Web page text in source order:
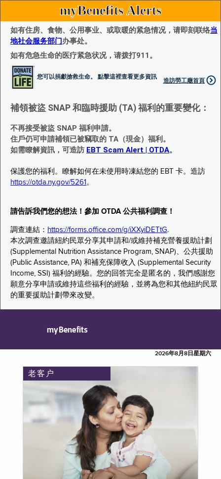
myBenefits Alerts
如有住房、食物、公用事业、或取暖的紧急情况，请即刻联络当
地社会服务部门办事处。
如有危急生命的医疗紧急状况，请拨打911。
您可以捐獻搶救生命。 點擊這裡查看更多資訊
造訪勞工廰首頁
補領被盜 SNAP 和臨時援助 (TA) 福利的重要變化：
不再接受被盜 SNAP 福利申請。
住戶仍可申請補領已被竊取的 TA（現金）福利。
如需瞭解資訊，可造訪 EBT Scam Alert | OTDA。
保護您的福利。瞭解如何在未使用時凍結您的 EBT 卡。造訪
https://otda.ny.gov/5261 。
請告訴我們您的想法！參加 OTDA 公共福利調查！
調查連結： https://forms.office.com/g/iXXyiDETtG.
本次調查邀請紐約民眾分享其申請和/或維持補充營養援助計劃
(Supplemental Nutrition Assistance Program, SNAP)、公共援助
(Public Assistance, PA) 和補充保障收入 (Supplemental Security
Income, SSI) 福利的經驗。您的回答完全是匿名的，我們感謝您
願意分享申請或維持這些福利的經驗，並將為您和其他紐約民眾
的重要援助計劃帶來改變。
myBenefits
2026年8月8日星期六
老客户